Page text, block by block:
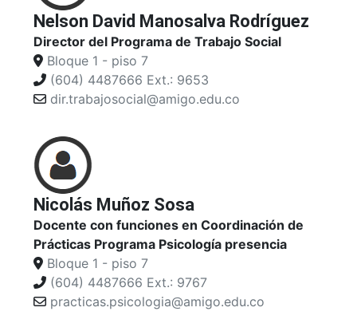
Nelson David Manosalva Rodríguez
Director del Programa de Trabajo Social
Bloque 1 - piso 7
(604) 4487666 Ext.: 9653
dir.trabajosocial@amigo.edu.co
Nicolás Muñoz Sosa
Docente con funciones en Coordinación de
Prácticas Programa Psicología presencia
Bloque 1 - piso 7
(604) 4487666 Ext.: 9767
practicas.psicologia@amigo.edu.co